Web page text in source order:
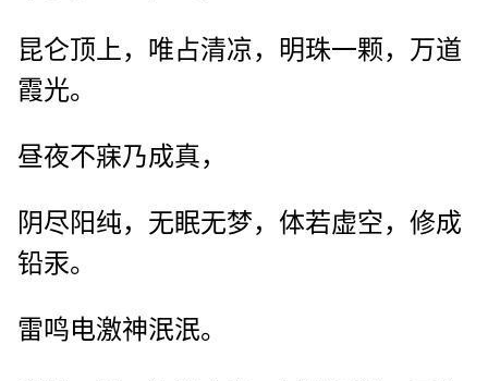
昆仑顶上，唯占清凉，明珠一颗，万道
霞光。
昼夜不寐乃成真，
阴尽阳纯，无眠无梦，体若虚空，修成
铅汞。
雷鸣电激神泯泯。